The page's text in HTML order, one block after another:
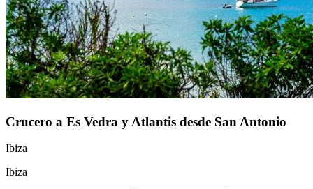
Crucero a Es Vedra y Atlantis desde San Antonio
Ibiza
Ibiza